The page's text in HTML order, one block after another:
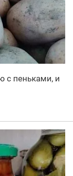
с пеньками, и